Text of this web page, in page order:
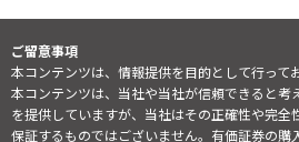
ご留意事項
本コンテンツは、情報提供を目的として行って
本コンテンツは、当社や当社が信頼できると考
を提供していますが、当社はその正確性や完全
保証するものではございません。有価証券の購